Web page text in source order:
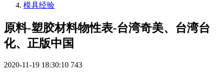
模具经验
原料-塑胶材料物性表-台湾奇美、台湾台
化、正版中国
2020-11-19 18:30:10 743